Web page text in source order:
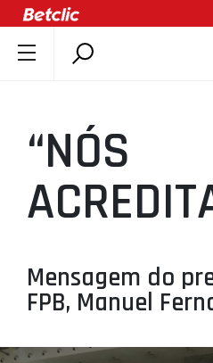
DOCUMENTOS
ÚLTIMAS
COMPETIÇÕES
ASSOCIAÇÕES
AGENTES
AGENDA
“NÓS
Mensagem do
FPB, Manuel